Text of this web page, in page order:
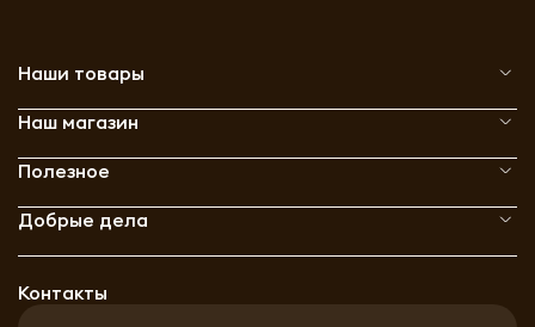
Наши товары
Наш магазин
Полезное
Добрые дела
Контакты